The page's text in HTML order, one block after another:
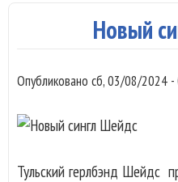
Новый
Опубликовано сб, 03/08/2024 -
Тульский герлбэнд Шейдс